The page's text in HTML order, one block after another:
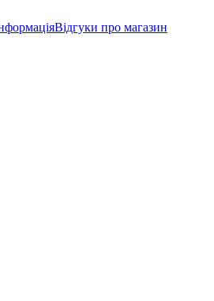
Відгуки про магазин